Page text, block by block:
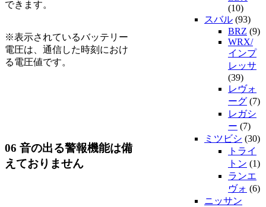
できます。
※表示されているバッテリー
電圧は、通信した時刻におけ
る電圧値です。
06 音の出る警報機能は備
えておりません
(10)
スバル (93)
BRZ (9)
WRX/
インプ
レッサ
(39)
レヴォ
ーグ (7)
レガシ
ー (7)
ミツビシ (30)
トライ
トン (1)
ランエ
ヴォ (6)
ニッサン